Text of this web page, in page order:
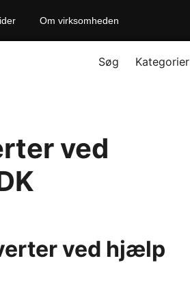
Om virksomheden
Søg Kategorier
ved
ved hjælp